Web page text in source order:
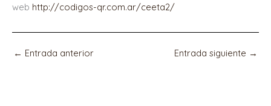
web http://codigos-qr.com.ar/ceeta2/
← Entrada anterior Entrada siguiente →